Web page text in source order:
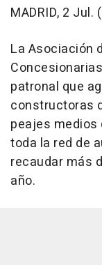
MADRID, 2 Jul.
La Asociación
patronal que
constructoras
peajes medios
toda la red de
recaudar más
año.